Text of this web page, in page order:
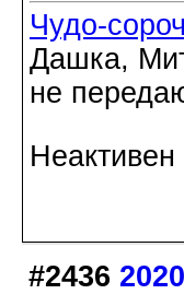
Чудо-
Дашка,
не
Неактивен
#2436